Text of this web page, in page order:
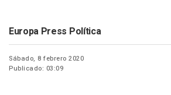
Europa Press Política
Sábado, 8 febrero 2020
Publicado: 03:09